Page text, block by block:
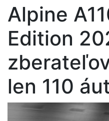
Alpine
Edition
len 110